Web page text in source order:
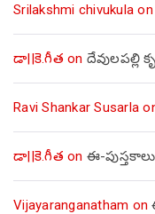
Srilakshmi chivukula on
డా||కె.గీత on దేవులపల్లి
Ravi Shankar Susarla
డా||కె.గీత on ఈ-పుస్తకాలు
Vijayaranganatham on